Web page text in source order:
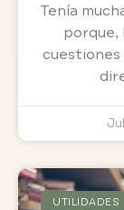
Tenía
porque,
cuestiones
UTILIDADES